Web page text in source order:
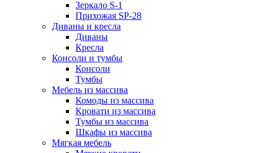
Зеркало S-1
Прихожая SP-28
Диваны и кресла
Диваны
Кресла
Консоли и тумбы
Консоли
Тумбы
Мебель из массива
Комоды из массива
Кровати из массива
Тумбы из массива
Шкафы из массива
Мягкая мебель